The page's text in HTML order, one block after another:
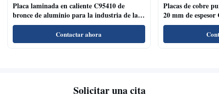
Placa laminada en caliente C95410 de
bronce de aluminio para la industria de la
decoración de superficies cepilladas
Contactar ahora
Placas de cobre
20 mm de espesor
Solicitar una cita